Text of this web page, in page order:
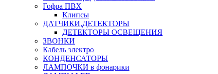
Гофра ПВХ
Клипсы
ДАТЧИКИ,ДЕТЕКТОРЫ
ДЕТЕКТОРЫ ОСВЕЩЕНИЯ
ЗВОНКИ
Кабель электро
КОНДЕНСАТОРЫ
ЛАМПОЧКИ в фонарики